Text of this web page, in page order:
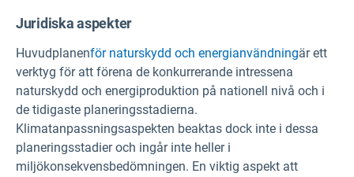
Juridiska aspekter
Huvudplanenför naturskydd och energianvändningär ett
verktyg för att förena de konkurrerande intressena
naturskydd och energiproduktion på nationell nivå och i
de tidigaste planeringsstadierna.
Klimatanpassningsaspekten beaktas dock inte i dessa
planeringsstadier och ingår inte heller i
miljökonsekvensbedömningen. En viktig aspekt att